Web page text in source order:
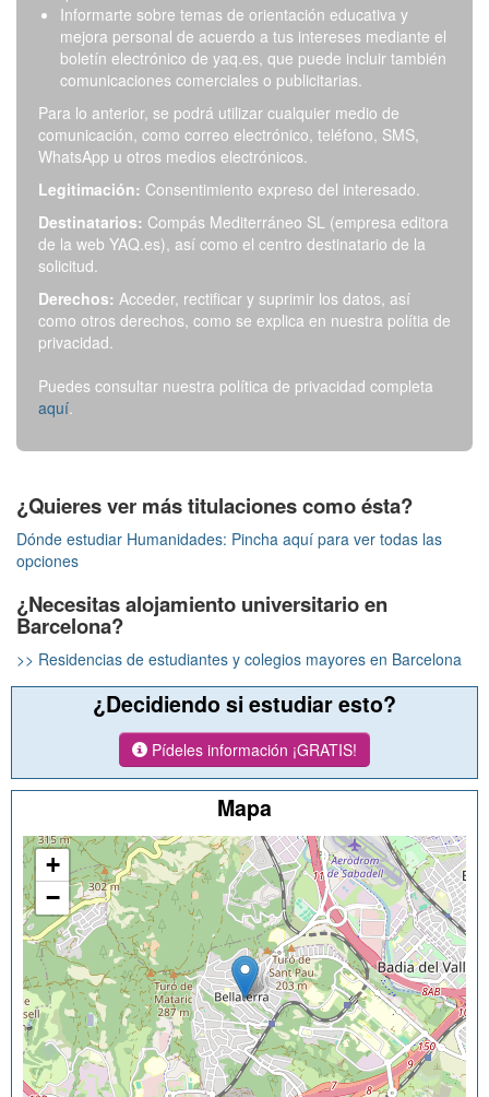
Informarte sobre temas de orientación educativa y
mejora personal de acuerdo a tus intereses mediante el
boletín electrónico de yaq.es, que puede incluir también
comunicaciones comerciales o publicitarias.
Para lo anterior, se podrá utilizar cualquier medio de
comunicación, como correo electrónico, teléfono, SMS,
WhatsApp u otros medios electrónicos.
Legitimación: Consentimiento expreso del interesado.
Destinatarios: Compás Mediterráneo SL (empresa editora
de la web YAQ.es), así como el centro destinatario de la
solicitud.
Derechos: Acceder, rectificar y suprimir los datos, así
como otros derechos, como se explica en nuestra polítia de
privacidad.
Puedes consultar nuestra política de privacidad completa
aquí.
¿Quieres ver más titulaciones como ésta?
Dónde estudiar Humanidades: Pincha aquí para ver todas las
opciones
¿Necesitas alojamiento universitario en
Barcelona?
>> Residencias de estudiantes y colegios mayores en Barcelona
¿Decidiendo si estudiar esto?
Pídeles información ¡GRATIS!
Mapa
+
−